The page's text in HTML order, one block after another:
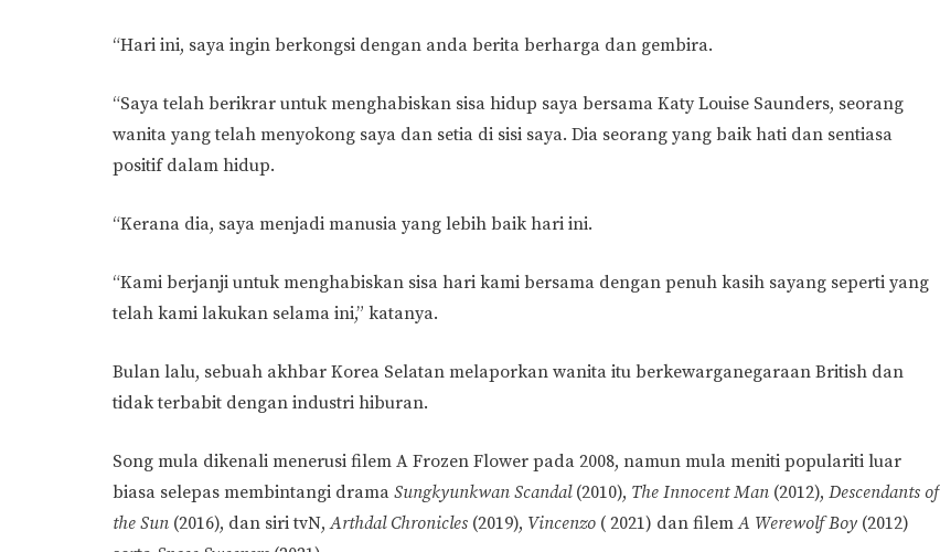
“Hari ini, saya ingin berkongsi dengan anda berita berharga dan gembira.
“Saya telah berikrar untuk menghabiskan sisa hidup saya bersama Katy Louise Saunders, seorang
wanita yang telah menyokong saya dan setia di sisi saya. Dia seorang yang baik hati dan sentiasa
positif dalam hidup.
“Kerana dia, saya menjadi manusia yang lebih baik hari ini.
“Kami berjanji untuk menghabiskan sisa hari kami bersama dengan penuh kasih sayang seperti yang
telah kami lakukan selama ini,” katanya.
Bulan lalu, sebuah akhbar Korea Selatan melaporkan wanita itu berkewarganegaraan British dan
tidak terbabit dengan industri hiburan.
Song mula dikenali menerusi filem A Frozen Flower pada 2008, namun mula meniti populariti luar
biasa selepas membintangi drama Sungkyunkwan Scandal(2010), The Innocent Man (2012), Descendants of
the Sun (2016), dan siri tvN,Arthdal ​​Chronicles (2019), Vincenzo ( 2021) dan filemA Werewolf Boy (2012)